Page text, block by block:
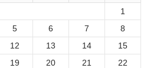
1
5 6 7
8
12 13 14
15
19 20 21
22